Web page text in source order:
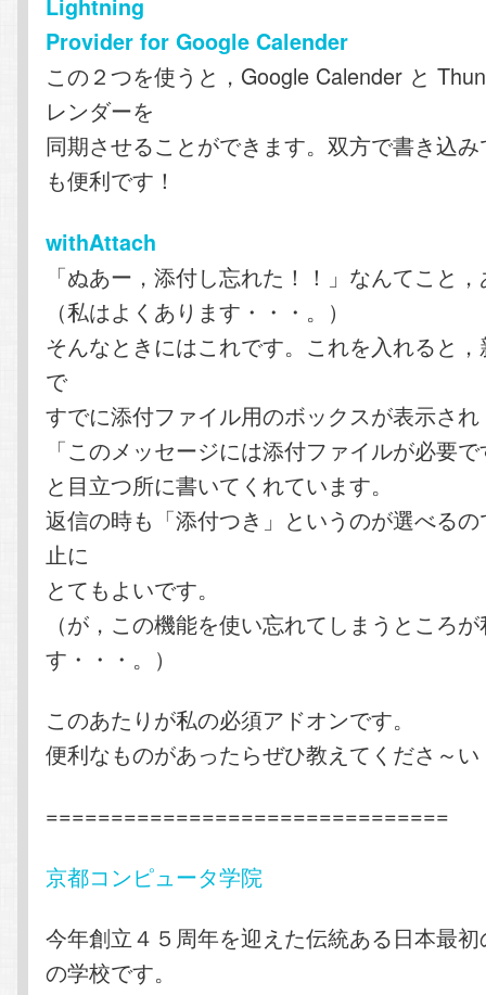
Lightning
Provider for Google Calender
この２つを使うと，Google Calender と
レンダーを
同期させることができます。双方で書き込
も便利です！
withAttach
「ぬあー，添付し忘れた！！」なんてこと
（私はよくあります・・・。）
そんなときにはこれです。これを入れると
で
すでに添付ファイル用のボックスが表示さ
「このメッセージには添付ファイルが必要
と目立つ所に書いてくれています。
返信の時も「添付つき」というのが選べる
止に
とてもよいです。
（が，この機能を使い忘れてしまうところ
す・・・。）
このあたりが私の必須アドオンです。
便利なものがあったらぜひ教えてくださ～い
===============================
京都コンピュータ学院
今年創立４５周年を迎えた伝統ある日本最
の学校です。